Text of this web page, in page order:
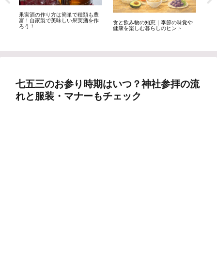
果実酒の作り方は簡単で種類も豊
富！自家製で美味しい果実酒を作
ろう！
食と飲み物の知恵｜季節の味覚や
健康を楽しむ暮らしのヒント
七五三のお参り時期はいつ？神社参拝の流
れと服装・マナーもチェック